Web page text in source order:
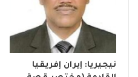
نيجيريا: إيران إفريقيا